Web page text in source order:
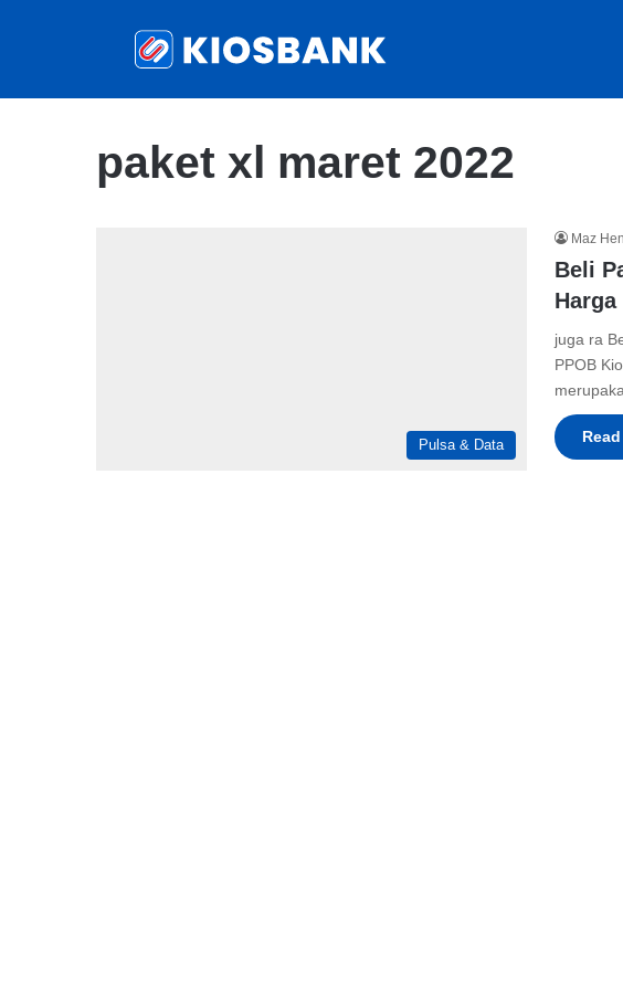
paket xl maret 2022
Pulsa & Data
Maz
Beli
juga ra
PPOB